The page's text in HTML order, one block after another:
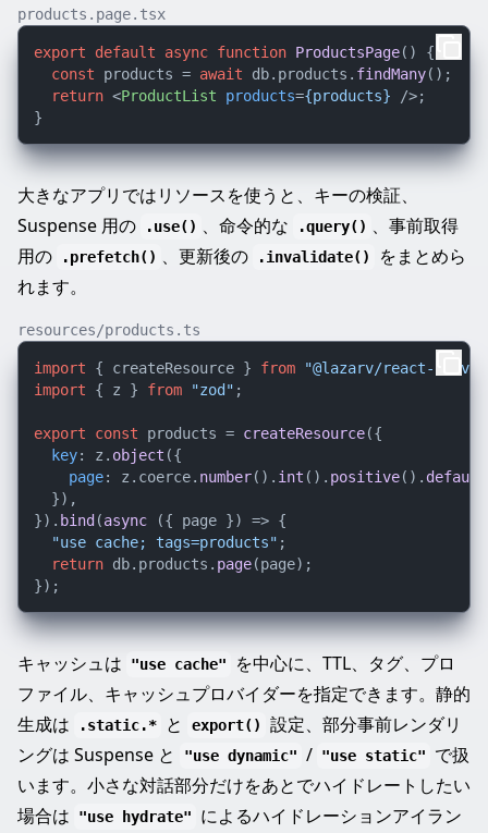
products.page.tsx
export default async function ProductsPage( ) {
const products = await db. products . findMany();
return <ProductList products={products} />;
大きなアプリではリソースを使うと、キーの検証、
Suspense 用の
.use() 、命令的な .query() 、事前取得
用の
.prefetch() 、更新後の .invalidate()
をまとめら
れます。
resources/products.ts
import { createResource } from
"@lazarv/react-
import { z } from "zod" ;
export const products = createResource({
key: z. object ({
page: z. coerce. number(). int (). positive(). default
  }),
}). bind (async ({ page }) => {
"use cache; tags=products" ;
return db. products . page(page);
キャッシュは "use cache"
を中心に、TTL、タグ、プロ
ファイル、キャッシュプロバイダーを指定できます。静的
生成は
.static.* と export()
設定、部分事前レンダリ
ングは Suspense と
"use dynamic" / "use static"
で扱
います。小さな対話部分だけをあとでハイドレートしたい
場合は
"use hydrate"
によるハイドレーションアイラン